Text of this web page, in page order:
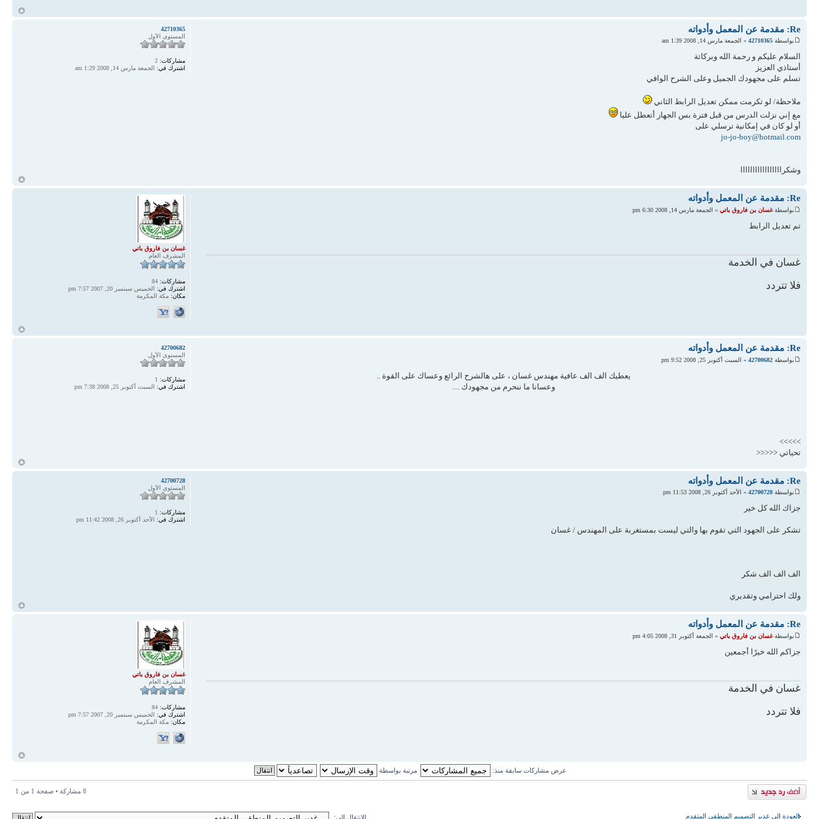
Re: مقدمة عن المعمل وأدواته
بواسطة 42710365 » الجمعة مارس 14, 2008 1:39 am
السلام عليكم و رحمة الله وبركاتة
أستاذي العزيز
تسلم على مجهودك الجميل وعلى الشرح الوافي
ملاحظة/ لو تكرمت ممكن تعديل الرابط الثاني
مع إني نزلت الدرس من قبل فترة بس الجهاز أتعطل عليا
أو لو كان في إمكانية ترسلي على
jo-jo-boy@hotmail.com
وشكرااااااااااااااااا
42710365
المستوى الأول
مشاركات:
اشترك في: الجمعة مارس 14, 2008 1:29 am
Re: مقدمة عن المعمل وأدواته
بواسطةغسان بن فاروق باتي » الجمعة مارس 14, 2008 6:30 pm
تم تعديل الرابط
غسان في الخدمة
فلا تتردد
غسان بن فاروق باتي
المشرف العام
مشاركات:
اشترك في: الخميس سبتمبر 20, 2007 7:57 pm
مكان: مكة المكرمة
Re: مقدمة عن المعمل وأدواته
بواسطة 42700682 » السبت أكتوبر 25, 2008 9:52 pm
يعطيك الف الف عافية مهندس غسان ، على هالشرح الرائع وعساك على القوة ..
وعسانا ما ننحرم من مجهودك ....
>>>>>
تحياتي <<<<<
42700682
المستوى الأول
مشاركات:
اشترك في: السبت أكتوبر 25, 2008 7:38 pm
Re: مقدمة عن المعمل وأدواته
بواسطة 42700728 » الأحد أكتوبر 26, 2008 11:53 pm
جزاك الله كل خير
تشكر على الجهود التي تقوم بها والتي ليست بمستغربة على المهندس / غسان
الف الف الف شكر
ولك احترامي وتقديري
42700728
المستوى الأول
مشاركات:
اشترك في: الأحد أكتوبر 26, 2008 11:42 pm
Re: مقدمة عن المعمل وأدواته
بواسطةغسان بن فاروق باتي » الجمعة أكتوبر 31, 2008 4:05 pm
جزاكم الله خيرًا أجمعين
غسان في الخدمة
فلا تتردد
غسان بن فاروق باتي
المشرف العام
مشاركات:
اشترك في: الخميس سبتمبر 20, 2007 7:57 pm
مكان: مكة المكرمة
عرض مشاركات سابقة منذ: مرتبة بواسطة
إضافة رد 8 مشاركة • صفحة 1 من 1
العودة إلى غدير التصميم المنطقي المتقدم الانتقال الى: